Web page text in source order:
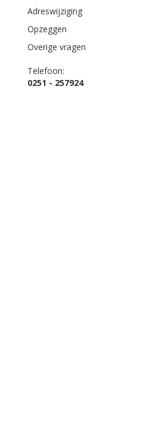
Adreswijziging
Opzeggen
Overige vragen
Telefoon:
0251 - 257924